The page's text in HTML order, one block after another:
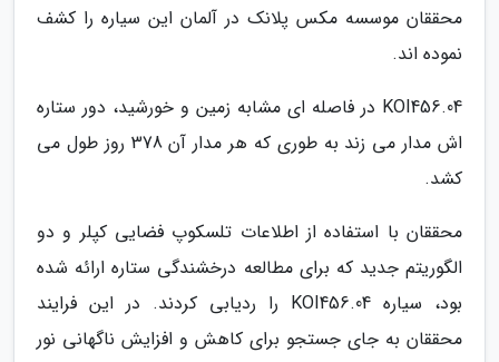
محققان موسسه مکس پلانک در آلمان این سیاره را کشف
نموده اند.
KOI456.04 در فاصله ای مشابه زمین و خورشید، دور ستاره
اش مدار می زند به طوری که هر مدار آن 378 روز طول می
کشد.
محققان با استفاده از اطلاعات تلسکوپ فضایی کپلر و دو
الگوریتم جدید که برای مطالعه درخشندگی ستاره ارائه شده
بود، سیاره KOI456.04 را ردیابی کردند. در این فرایند
محققان به جای جستجو برای کاهش و افزایش ناگهانی نور